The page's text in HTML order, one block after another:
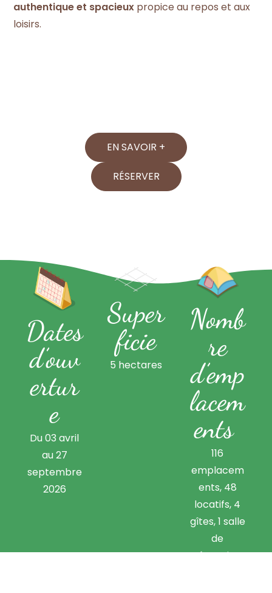
authentique et spacieux propice au repos et aux
loisirs.
EN SAVOIR +
RÉSERVER
Dates
d’ouv
ertur
e
Du 03 avril
au 27
septembre
2026
Super
ficie
5 hectares
Nomb
re
d’emp
lacem
ents ​
116
emplacem
ents, 48
locatifs, 4
gîtes, 1 salle
de
réception